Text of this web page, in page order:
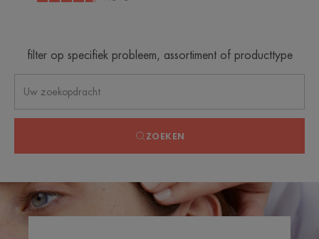
filter op specifiek probleem, assortiment of producttype
ZOEKEN